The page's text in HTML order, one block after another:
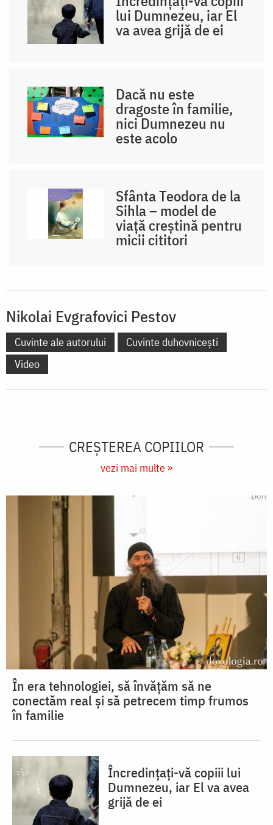
lui Dumnezeu, iar El
va avea grijă de ei
Dacă nu este
dragoste în familie,
nici Dumnezeu nu
este acolo
Sfânta Teodora de la
Sihla – model de
viaţă creştină pentru
micii cititori
Nikolai Evgrafovici Pestov
Cuvinte ale autorului
Cuvinte duhovnicești
Video
CREŞTEREA COPIILOR
vezi mai multe »
În era tehnologiei, să învățăm să ne
conectăm real și să petrecem timp frumos
în familie
Încredințați-vă copiii lui
Dumnezeu, iar El va avea
grijă de ei